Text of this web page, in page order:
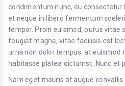
condimentum nunc, eu consectetur
et neque in libero fermentum
tempor. Proin euismod, purus vitae
feugiat magna, vitae facilisis est
urna non dolor tempus, at euismod
habitasse platea dictumst. Nunc et
Nam eget mauris at augue